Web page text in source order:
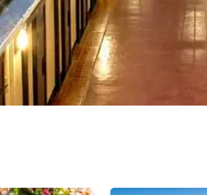
E-Mails zu erhalten. Diese basieren
und E-Mails von Tourism
von Tourism Ireland auf
Sie können Ihre Einwilligung
auf "Abmelden" in unseren E-
wie wir Ihre persönlichen